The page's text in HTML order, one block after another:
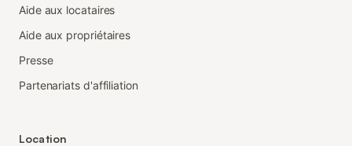
Aide aux locataires
Aide aux propriétaires
Presse
Partenariats d'affiliation
Location